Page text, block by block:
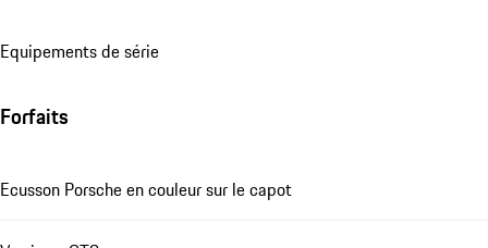
Equipements de série
Forfaits
Ecusson Porsche en couleur sur le capot